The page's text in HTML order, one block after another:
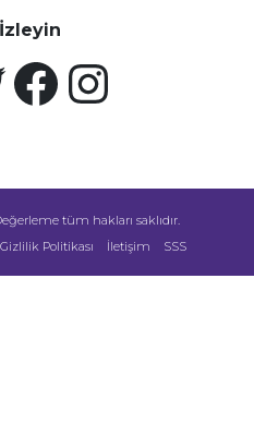
tüm hakları saklıdır.
Gizlilik Politikası İletişim SSS